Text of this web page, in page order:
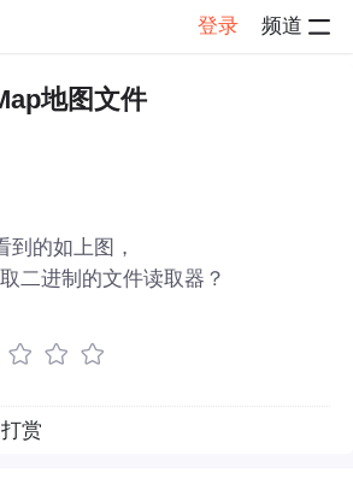
登录 频道
详情
地图文件
到的如上图，
二进制的文件读取器？
打赏